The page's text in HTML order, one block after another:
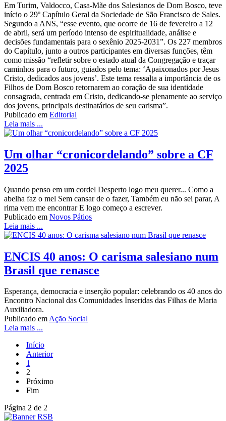
Em Turim, Valdocco, Casa-Mãe dos Salesianos de Dom Bosco, teve
início o 29º Capítulo Geral da Sociedade de São Francisco de Sales.
Segundo a ANS, “esse evento, que ocorre de 16 de fevereiro a 12
de abril, será um período intenso de espiritualidade, análise e
decisões fundamentais para o sexênio 2025-2031”. Os 227 membros
do Capítulo, junto a outros participantes em diversas funções, têm
como missão “refletir sobre o estado atual da Congregação e traçar
caminhos para o futuro, guiados pelo tema: ‘Apaixonados por Jesus
Cristo, dedicados aos jovens’. Este tema ressalta a importância de os
Filhos de Dom Bosco retornarem ao coração de sua identidade
consagrada, centrada em Cristo, dedicando-se plenamente ao serviço
dos jovens, principais destinatários de seu carisma”.
Publicado em Editorial
Leia mais ...
Um olhar “cronicordelando” sobre a CF
2025
Quando penso em um cordel Desperto logo meu querer... Como a
abelha faz o mel Sem cansar de o fazer, Também eu não sei parar, A
rima vem me encontrar E logo começo a escrever.
Publicado em Novos Pátios
Leia mais ...
ENCIS 40 anos: O carisma salesiano num
Brasil que renasce
Esperança, democracia e inserção popular: celebrando os 40 anos do
Encontro Nacional das Comunidades Inseridas das Filhas de Maria
Auxiliadora.
Publicado emAção Social
Leia mais ...
Início
Anterior
1
2
Próximo
Fim
Página 2 de 2